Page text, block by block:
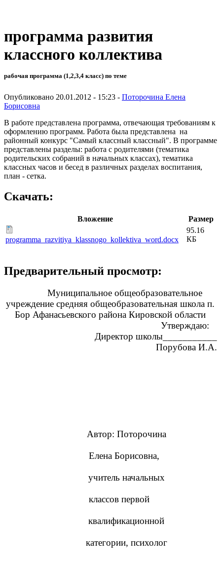
программа развития
классного коллектива
рабочая программа (1,2,3,4 класс) по теме
Опубликовано 20.01.2012 - 15:23 - Поторочина Елена
Борисовна
В работе представлена программа, отвечающая требованиям к
оформлению программ. Работа была представлена на
районный конкурс "Самый классный классный". В программе
представлены разделы: работа с родителями (тематика
родительских собраний в начальных классах), тематика
классных часов и бесед в различных разделах воспитания,
план - сетка.
Скачать:
Вложение Размер
programma_razvitiya_klassnogo_kollektiva_word.docx
95.16
КБ
Предварительный просмотр:
Муниципальное общеобразовательное
учреждение средняя общеобразовательная школа п.
Бор Афанасьевского района Кировской области
Утверждаю:
Директор школы___________
Порубова И.А.
Автор: Поторочина
Елена Борисовна,
учитель начальных
классов первой
квалификационной
категории, психолог